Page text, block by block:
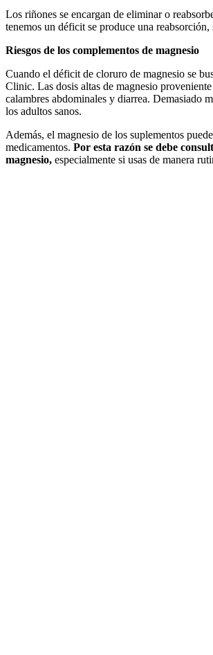
Los riñones se encargan de eliminar o
tenemos un déficit se produce una
Riesgos de los complementos de magnesio
Cuando el déficit de cloruro de magnesio se
Clinic. Las dosis altas de magnesio
calambres abdominales y diarrea. Demasiado
los adultos sanos.
Además, el magnesio de los suplementos
medicamentos. Por esta razón se debe
magnesio, especialmente si usas de manera